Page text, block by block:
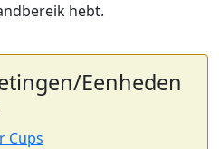
hebt.
Eenheden
Cups